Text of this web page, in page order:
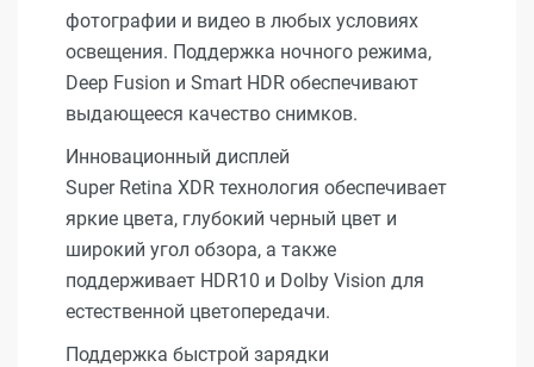
фотографии и видео в любых условиях
освещения. Поддержка ночного режима,
Deep Fusion и Smart HDR обеспечивают
выдающееся качество снимков.
Инновационный дисплей
Super Retina XDR технология обеспечивает
яркие цвета, глубокий черный цвет и
широкий угол обзора, а также
поддерживает HDR10 и Dolby Vision для
естественной цветопередачи.
Поддержка быстрой зарядки